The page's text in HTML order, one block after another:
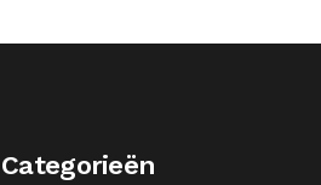
Categorieën